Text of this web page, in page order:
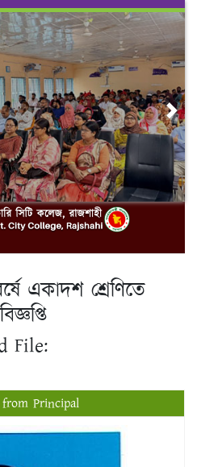
একাদশ শ্রেণিতে
File:
from Principal